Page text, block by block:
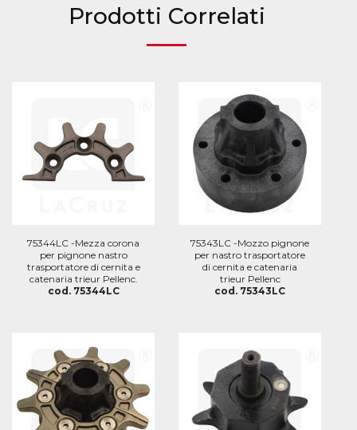
Prodotti Correlati
75344LC -Mezza corona
per pignone nastro
trasportatore di cernita e
catenaria trieur Pellenc.
cod. 75344LC
75343LC -Mozzo pignone
per nastro trasportatore
di cernita e catenaria
trieur Pellenc
cod. 75343LC